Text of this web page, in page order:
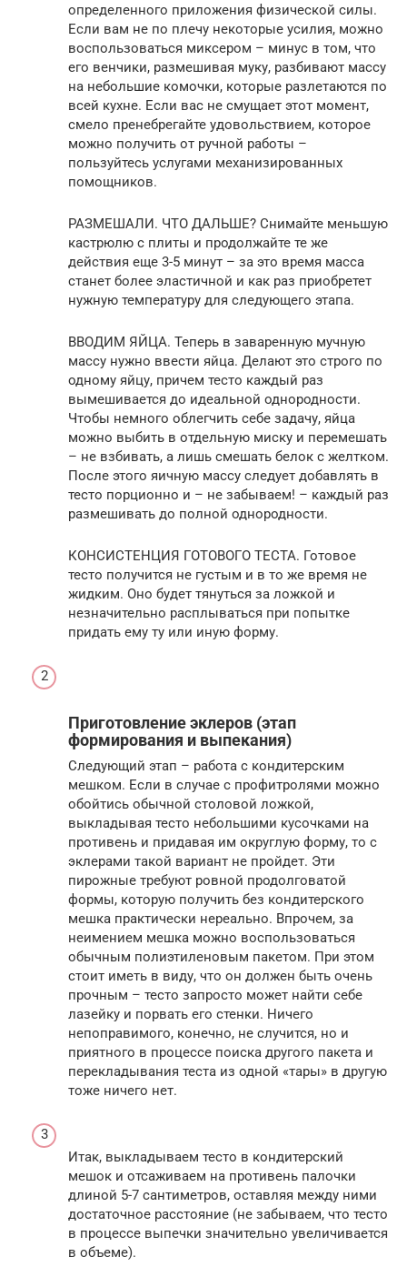
определенного приложения физической силы.
Если вам не по плечу некоторые усилия, можно
воспользоваться миксером – минус в том, что
его венчики, размешивая муку, разбивают массу
на небольшие комочки, которые разлетаются по
всей кухне. Если вас не смущает этот момент,
смело пренебрегайте удовольствием, которое
можно получить от ручной работы –
пользуйтесь услугами механизированных
помощников.
РАЗМЕШАЛИ. ЧТО ДАЛЬШЕ? Снимайте меньшую
кастрюлю с плиты и продолжайте те же
действия еще 3-5 минут – за это время масса
станет более эластичной и как раз приобретет
нужную температуру для следующего этапа.
ВВОДИМ ЯЙЦА. Теперь в заваренную мучную
массу нужно ввести яйца. Делают это строго по
одному яйцу, причем тесто каждый раз
вымешивается до идеальной однородности.
Чтобы немного облегчить себе задачу, яйца
можно выбить в отдельную миску и перемешать
– не взбивать, а лишь смешать белок с желтком.
После этого яичную массу следует добавлять в
тесто порционно и – не забываем! – каждый раз
размешивать до полной однородности.
КОНСИСТЕНЦИЯ ГОТОВОГО ТЕСТА. Готовое
тесто получится не густым и в то же время не
жидким. Оно будет тянуться за ложкой и
незначительно расплываться при попытке
придать ему ту или иную форму.
Приготовление эклеров (этап
формирования и выпекания)
Следующий этап – работа с кондитерским
мешком. Если в случае с профитролями можно
обойтись обычной столовой ложкой,
выкладывая тесто небольшими кусочками на
противень и придавая им округлую форму, то с
эклерами такой вариант не пройдет. Эти
пирожные требуют ровной продолговатой
формы, которую получить без кондитерского
мешка практически нереально. Впрочем, за
неимением мешка можно воспользоваться
обычным полиэтиленовым пакетом. При этом
стоит иметь в виду, что он должен быть очень
прочным – тесто запросто может найти себе
лазейку и порвать его стенки. Ничего
непоправимого, конечно, не случится, но и
приятного в процессе поиска другого пакета и
перекладывания теста из одной «тары» в другую
тоже ничего нет.
Итак, выкладываем тесто в кондитерский
мешок и отсаживаем на противень палочки
длиной 5-7 сантиметров, оставляя между ними
достаточное расстояние (не забываем, что тесто
в процессе выпечки значительно увеличивается
в объеме).